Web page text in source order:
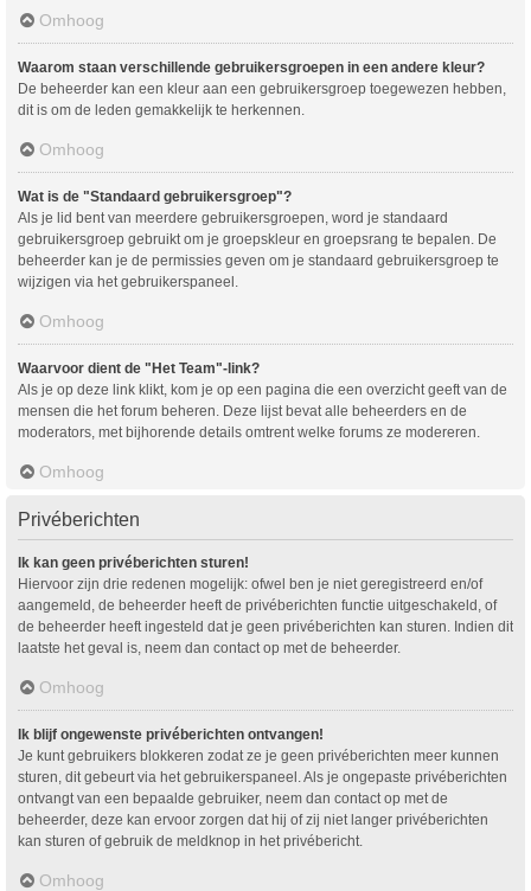
Omhoog
Waarom staan verschillende gebruikersgroepen in een andere kleur?
De beheerder kan een kleur aan een gebruikersgroep toegewezen hebben,
dit is om de leden gemakkelijk te herkennen.
Omhoog
Wat is de "Standaard gebruikersgroep"?
Als je lid bent van meerdere gebruikersgroepen, word je standaard
gebruikersgroep gebruikt om je groepskleur en groepsrang te bepalen. De
beheerder kan je de permissies geven om je standaard gebruikersgroep te
wijzigen via het gebruikerspaneel.
Omhoog
Waarvoor dient de "Het Team"-link?
Als je op deze link klikt, kom je op een pagina die een overzicht geeft van de
mensen die het forum beheren. Deze lijst bevat alle beheerders en de
moderators, met bijhorende details omtrent welke forums ze modereren.
Omhoog
Privéberichten
Ik kan geen privéberichten sturen!
Hiervoor zijn drie redenen mogelijk: ofwel ben je niet geregistreerd en/of
aangemeld, de beheerder heeft de privéberichten functie uitgeschakeld, of
de beheerder heeft ingesteld dat je geen privéberichten kan sturen. Indien dit
laatste het geval is, neem dan contact op met de beheerder.
Omhoog
Ik blijf ongewenste privéberichten ontvangen!
Je kunt gebruikers blokkeren zodat ze je geen privéberichten meer kunnen
sturen, dit gebeurt via het gebruikerspaneel. Als je ongepaste privéberichten
ontvangt van een bepaalde gebruiker, neem dan contact op met de
beheerder, deze kan ervoor zorgen dat hij of zij niet langer privéberichten
kan sturen of gebruik de meldknop in het privébericht.
Omhoog